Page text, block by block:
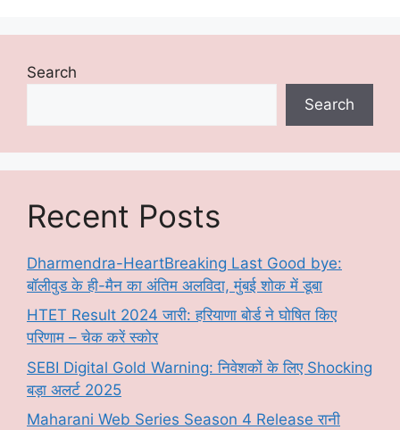
Search
Search
Recent Posts
Dharmendra-HeartBreaking Last Good bye:
बॉलीवुड के ही-मैन का अंतिम अलविदा, मुंबई शोक में डूबा
HTET Result 2024 जारी: हरियाणा बोर्ड ने घोषित किए
परिणाम – चेक करें स्कोर
SEBI Digital Gold Warning: निवेशकों के लिए Shocking
बड़ा अलर्ट 2025
Maharani Web Series Season 4 Release रानी